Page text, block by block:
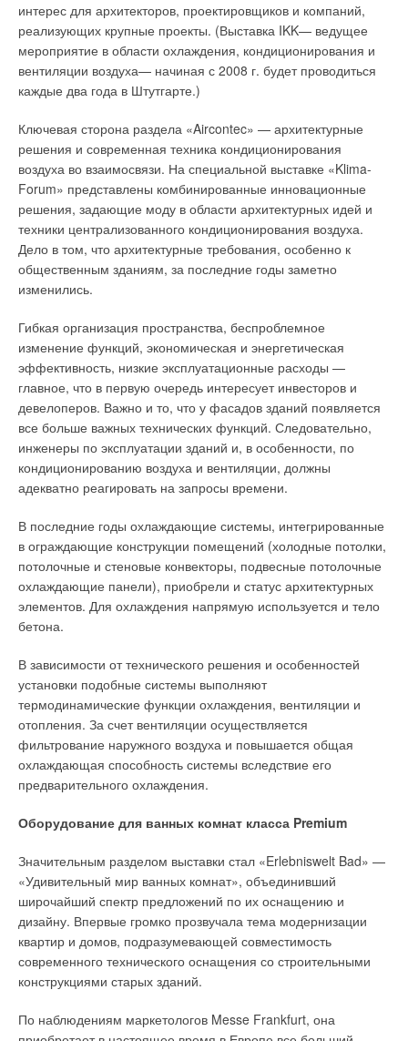
интерес для архитекторов, проектировщиков и компаний,
реализующих крупные проекты. (Выставка IKK— ведущее
мероприятие в области охлаждения, кондиционирования и
вентиляции воздуха— начиная с 2008 г. будет проводиться
каждые два года в Штутгарте.)
Ключевая сторона раздела «Aircontec» — архитектурные
решения и современная техника кондиционирования
воздуха во взаимосвязи. На специальной выставке «Klima-
Forum» представлены комбинированные инновационные
решения, задающие моду в области архитектурных идей и
техники централизованного кондиционирования воздуха.
Дело в том, что архитектурные требования, особенно к
общественным зданиям, за последние годы заметно
изменились.
Гибкая организация пространства, беспроблемное
изменение функций, экономическая и энергетическая
эффективность, низкие эксплуатационные расходы —
главное, что в первую очередь интересует инвесторов и
девелоперов. Важно и то, что у фасадов зданий появляется
все больше важных технических функций. Следовательно,
инженеры по эксплуатации зданий и, в особенности, по
кондиционированию воздуха и вентиляции, должны
адекватно реагировать на запросы времени.
В последние годы охлаждающие системы, интегрированные
в ограждающие конструкции помещений (холодные потолки,
потолочные и стеновые конвекторы, подвесные потолочные
охлаждающие панели), приобрели и статус архитектурных
элементов. Для охлаждения напрямую используется и тело
бетона.
В зависимости от технического решения и особенностей
установки подобные системы выполняют
термодинамические функции охлаждения, вентиляции и
отопления. За счет вентиляции осуществляется
фильтрование наружного воздуха и повышается общая
охлаждающая способность системы вследствие его
предварительного охлаждения.
Оборудование для ванных комнат класса Premium
Значительным разделом выставки стал «Erlebniswelt Bad» —
«Удивительный мир ванных комнат», объединивший
широчайший спектр предложений по их оснащению и
дизайну. Впервые громко прозвучала тема модернизации
квартир и домов, подразумевающей совместимость
современного технического оснащения со строительными
конструкциями старых зданий.
По наблюдениям маркетологов Messe Frankfurt, она